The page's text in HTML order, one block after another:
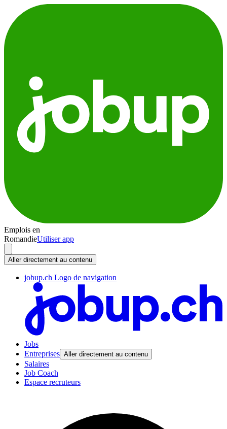
Emplois en
RomandieUtiliser app
Aller directement au contenu
jobup.ch Logo de navigation
Jobs
Entreprises Aller directement au contenu
Salaires
Job Coach
Espace recruteurs